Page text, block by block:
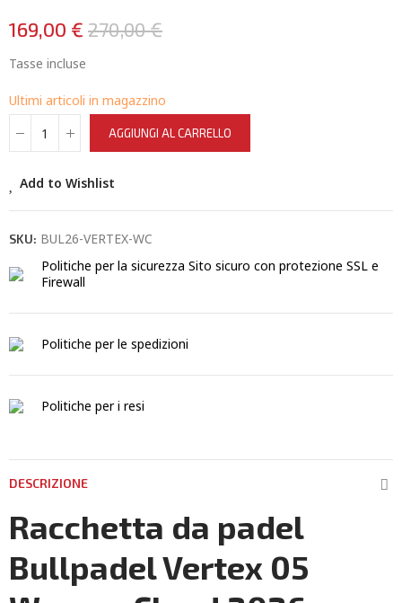
169,00 € 270,00 €
Tasse incluse
Ultimi articoli in magazzino
AGGIUNGI AL CARRELLO
Add to Wishlist
SKU: BUL26-VERTEX-WC
Politiche per la sicurezza Sito sicuro con protezione SSL e
Firewall
Politiche per le spedizioni
Politiche per i resi
DESCRIZIONE
Racchetta da padel
Bullpadel Vertex 05